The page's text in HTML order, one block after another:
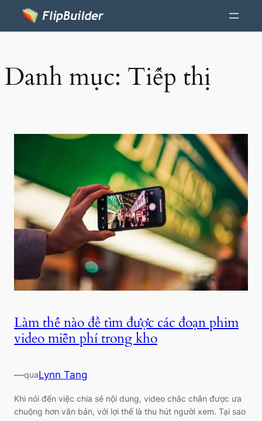
Danh mục: Tiếp thị
Làm thế nào để tìm được các đoạn phim
video miễn phí trong kho
—quaLynn Tang
Khi nói đến việc chia sẻ nội dung, video chắc chắn được ưa
chuộng hơn văn bản, với lợi thế là thu hút người xem. Tại sao